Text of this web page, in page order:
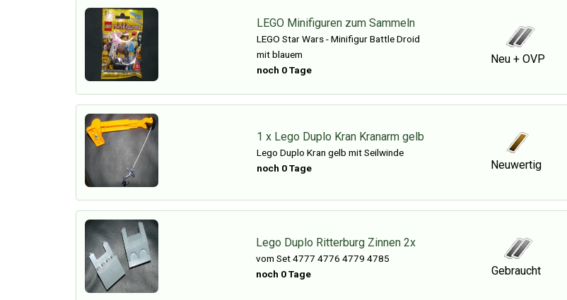
LEGO Minifiguren zum Sammeln
LEGO Star Wars - Minifigur Battle Droid
mit blauem
noch 0 Tage
Neu + OVP
1 x Lego Duplo Kran Kranarm gelb
Lego Duplo Kran gelb mit Seilwinde
noch 0 Tage
Neuwertig
Lego Duplo Ritterburg Zinnen 2x
vom Set 4777 4776 4779 4785
noch 0 Tage
Gebraucht